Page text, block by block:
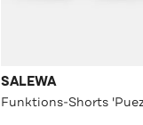
SALEWA